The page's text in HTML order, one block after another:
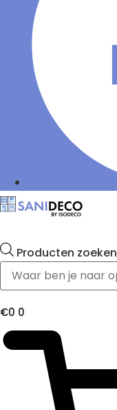
Producten zoeken
€0 0